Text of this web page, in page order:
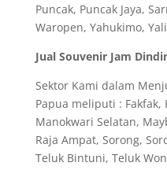
Puncak, Puncak Jaya,
Waropen, Yahukimo,
Jual Souvenir Jam
Sektor Kami dalam
Papua meliputi :
Manokwari Selatan,
Raja Ampat, Sorong,
Teluk Bintuni, Teluk